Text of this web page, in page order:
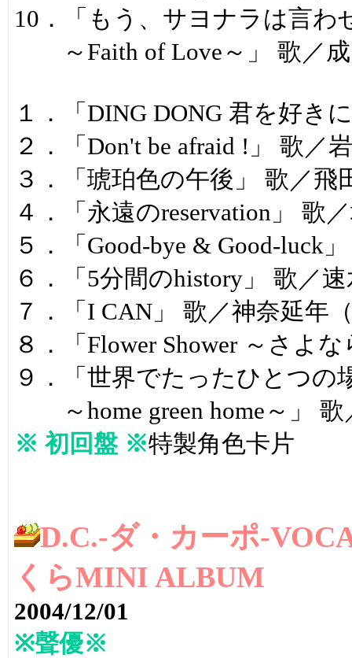
10．「もう、サヨナラは言わ
～Faith of Love～」 歌／成
１．「DING DONG 君を好き
２．「Don't be afraid !」 歌／
３．「琥珀色の午後」 歌／
４．「永遠のreservation」 歌
５．「Good-bye & Good-luck
６．「5分間のhistory」 歌／
７．「I CAN」 歌／神奈延年
８．「Flower Shower ～さよ
９．「世界でたったひとつの
～home green home～」 歌
※ 初回盤 ※特製角色卡片
D.C.-ダ・カーポ-
くらMINI ALBUM
2004/12/01
※聲優※